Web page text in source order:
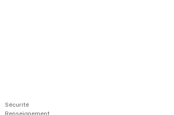
Sécurité
Renseignement